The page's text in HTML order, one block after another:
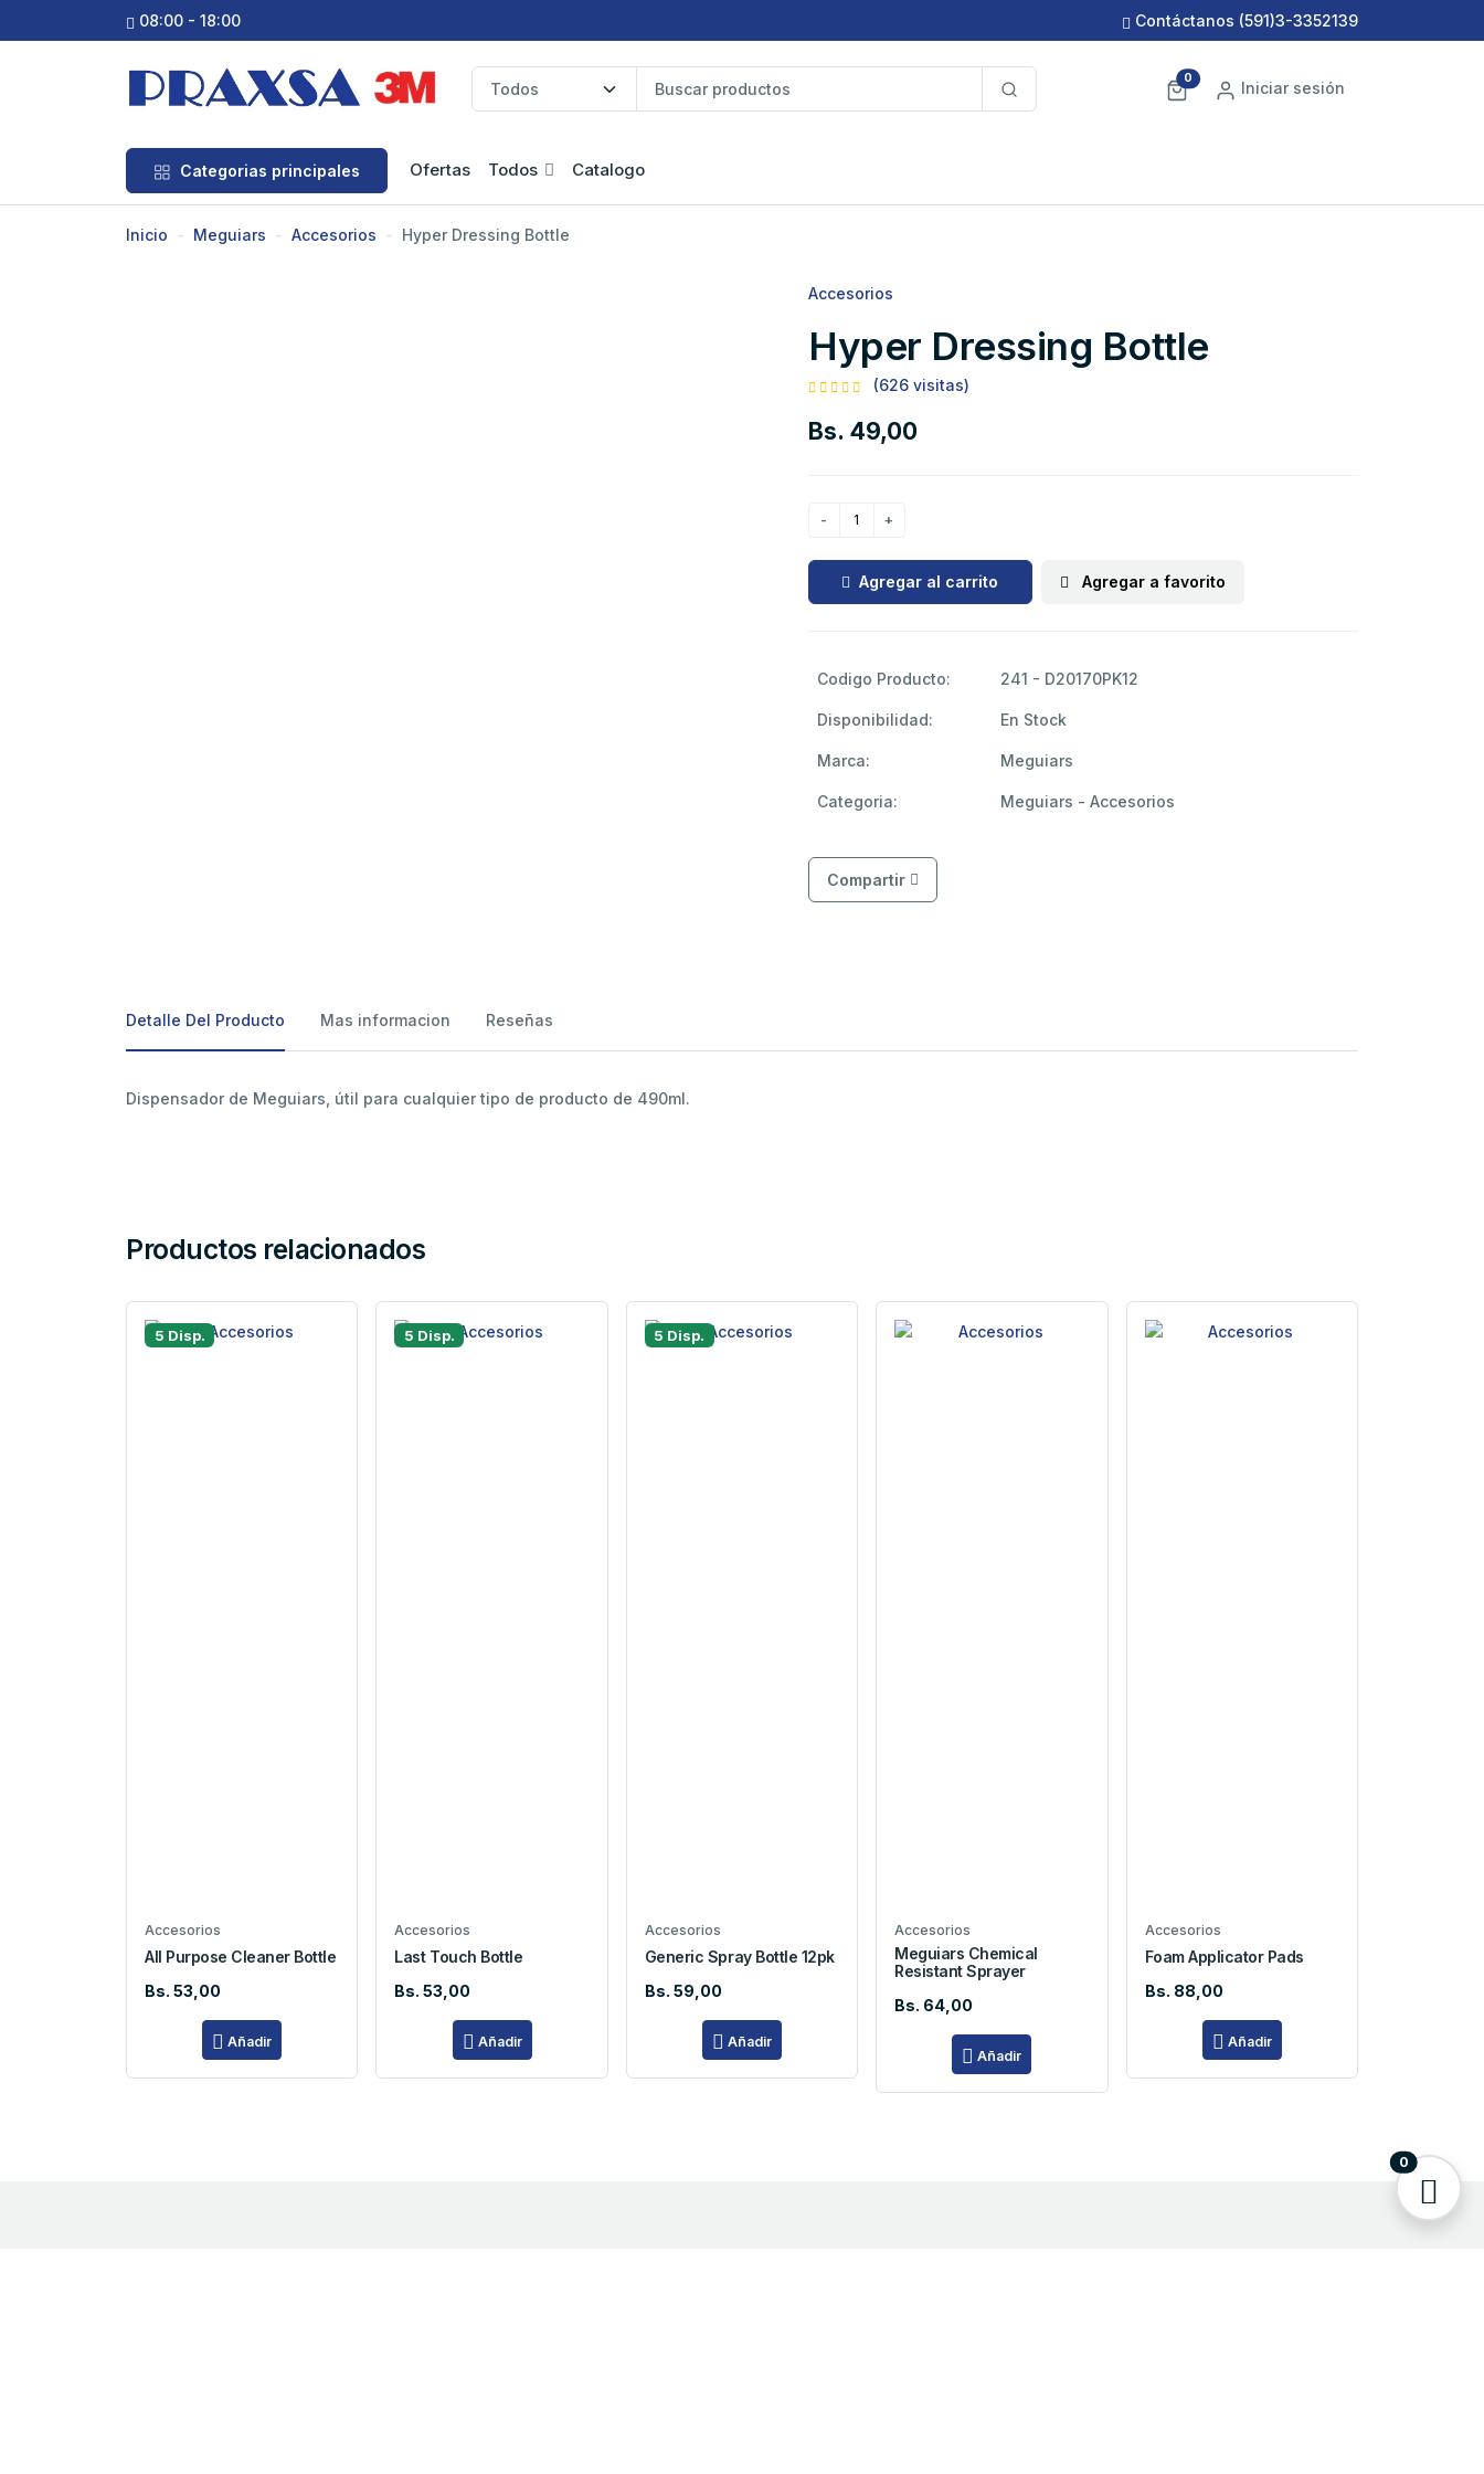
08:00 - 18:00 Contáctanos (591)3-3352139
0
Iniciar sesión
Categorias principales Ofertas Todos Catalogo
0
Inicio Meguiars Accesorios Hyper Dressing Bottle
Accesorios
Hyper Dressing Bottle
(626 visitas)
Bs. 49,00
Agregar al carrito Agregar a favorito
Codigo Producto: 241 - D20170PK12
Disponibilidad: En Stock
Marca: Meguiars
Categoria: Meguiars - Accesorios
Compartir
Detalle Del Producto Mas informacion Reseñas
Dispensador de Meguiars, útil para cualquier tipo de producto de 490ml.
Productos relacionados
5 Disp.
Accesorios
All Purpose Cleaner Bottle
Bs. 53,00
Añadir
5 Disp.
Accesorios
Last Touch Bottle
Bs. 53,00
Añadir
5 Disp.
Accesorios
Generic Spray Bottle 12pk
Bs. 59,00
Añadir
Accesorios
Meguiars Chemical
Resistant Sprayer
Bs. 64,00
Añadir
Accesorios
Foam Applicator Pads
Bs. 88,00
Añadir